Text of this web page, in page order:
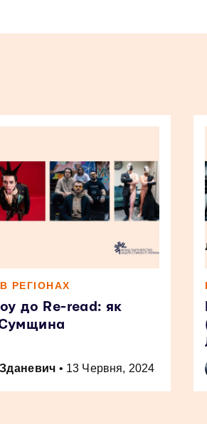
РЕГІОНАХ
до Re-read: як
• 13 Червня, 2024